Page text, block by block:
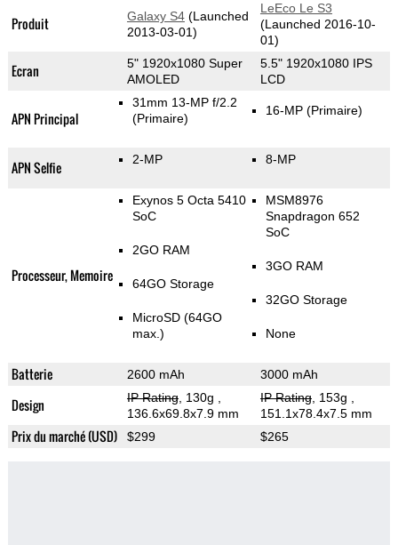
Produit Galaxy S4(Launched
2013-03-01)
LeEco Le S3
(Launched 2016-10-
01)
Ecran
5" 1920x1080 Super
AMOLED
5.5" 1920x1080 IPS
LCD
APN Principal
31mm 13-MP f/2.2
(Primaire)
16-MP (Primaire)
APN Selfie 2-MP 8-MP
Processeur, Memoire
Exynos 5 Octa 5410
SoC
2GO RAM
64GO Storage
MicroSD (64GO
max.)
MSM8976
Snapdragon 652
SoC
3GO RAM
32GO Storage
None
Batterie 2600 mAh 3000 mAh
Design IP Rating, 130g
136.6x69.8x7.9 mm
IP Rating, 153g
151.1x78.4x7.5 mm
Prix du marché (USD) $299 $265